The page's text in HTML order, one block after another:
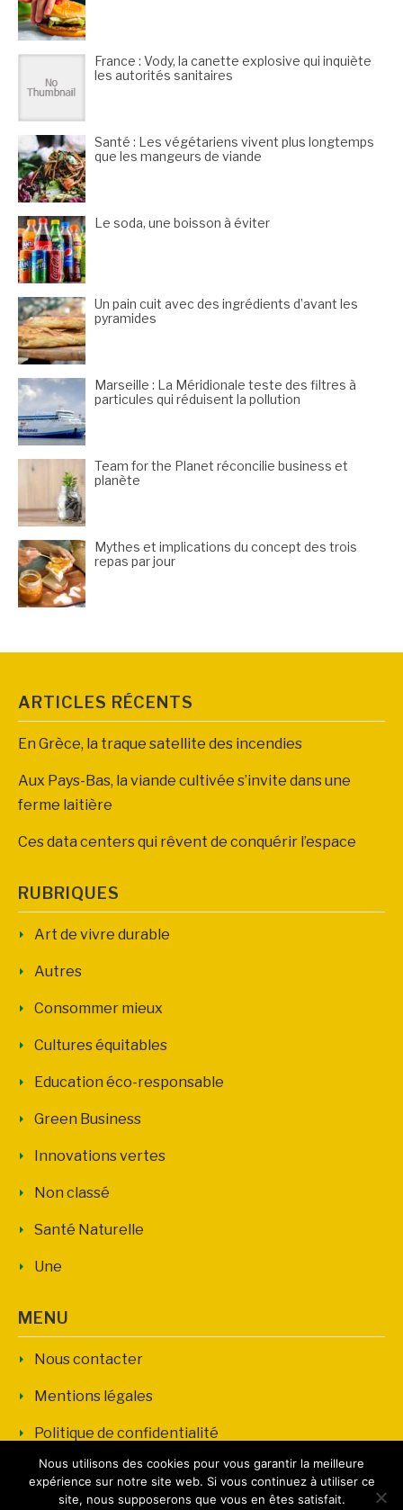
France : Vody, la canette explosive qui inquiète
les autorités sanitaires
Santé : Les végétariens vivent plus longtemps
que les mangeurs de viande
Le soda, une boisson à éviter
Un pain cuit avec des ingrédients d’avant les
pyramides
Marseille : La Méridionale teste des filtres à
particules qui réduisent la pollution
Team for the Planet réconcilie business et
planète
Mythes et implications du concept des trois
repas par jour
ARTICLES RÉCENTS
En Grèce, la traque satellite des incendies
Aux Pays-Bas, la viande cultivée s’invite dans une
ferme laitière
Ces data centers qui rêvent de conquérir l’espace
RUBRIQUES
Art de vivre durable
Autres
Consommer mieux
Cultures équitables
Education éco-responsable
Green Business
Innovations vertes
Non classé
Santé Naturelle
Une
MENU
Nous contacter
Mentions légales
Politique de confidentialité
Nous utilisons des cookies pour vous garantir la meilleure
expérience sur notre site web. Si vous continuez à utiliser ce
site, nous supposerons que vous en êtes satisfait.